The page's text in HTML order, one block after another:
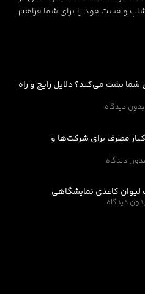
و فست فود را برای شما فراهم
شما نشت می‌کند؟ دلایل رایج و راه
بدون دیدگاه
مصرف برای شرکت‌ها و
بدون دیدگاه
لیوان کاغذی نمایشگاهی
بدون دیدگاه